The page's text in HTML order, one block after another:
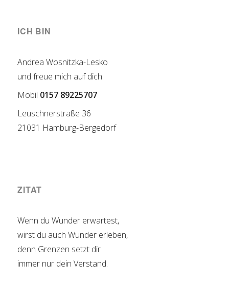
ICH BIN
Andrea Wosnitzka-Lesko
und freue mich auf dich.
Mobil 0157 89225707
Leuschnerstraße 36
21031 Hamburg-Bergedorf
ZITAT
Wenn du Wunder erwartest,
wirst du auch Wunder erleben,
denn Grenzen setzt dir
immer nur dein Verstand.